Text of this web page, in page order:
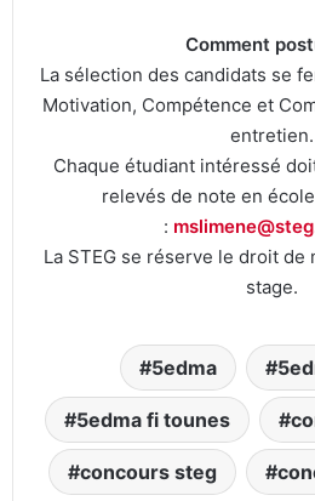
Comment
La sélection des candidats se
Motivation, Compétence et
entretien.
Chaque étudiant intéressé
relevés de note en
:
La STEG se réserve le droit
stage.
5edma
5edma fi tounes
concours steg